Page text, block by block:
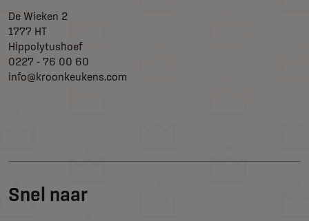
Snel naar
De Wieken 2
1777 HT
Hippolytushoef
0227 - 76 00 60
info@kroonkeukens.com